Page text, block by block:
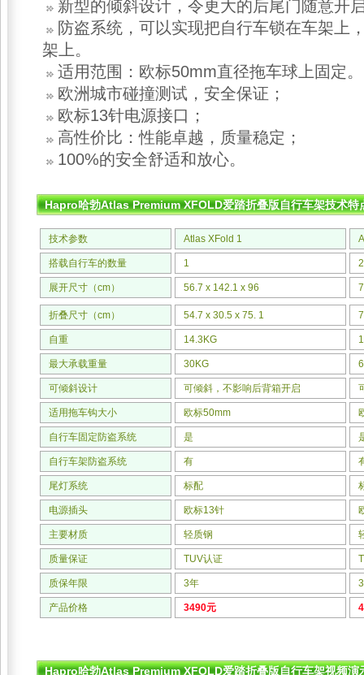
新型的倾斜设计，令更大的后尾门随意开
防盗系统，可以实现把自行车锁在车架上
架上。
适用范围：欧标50mm直径拖车球上固定。
欧洲城市碰撞测试，安全保证；
欧标13针电源接口；
高性价比：性能卓越，质量稳定；
100%的安全舒适和放心。
Hapro哈勃Atlas Premium XFOLD爱踏折叠版自行车架技术特
技术参数 Atlas XFold 1
搭载自行车的数量 1 2
展开尺寸（cm） 56.7 x 142.1 x 96
折叠尺寸（cm） 54.7 x 30.5 x 75. 1
自重 14.3KG
最大承载重量 30KG
可倾斜设计 可倾斜，不影响后背箱开启
适用拖车钩大小 欧标50mm
自行车固定防盗系统 是
自行车架防盗系统 有
尾灯系统 标配
电源插头 欧标13针
主要材质 轻质钢
质量保证 TUV认证
质保年限 3年
产品价格 3490元
Hapro哈勃Atlas Premium XFOLD爱踏折叠版自行车架视频演